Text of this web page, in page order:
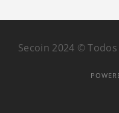
Secoin 2024 ©